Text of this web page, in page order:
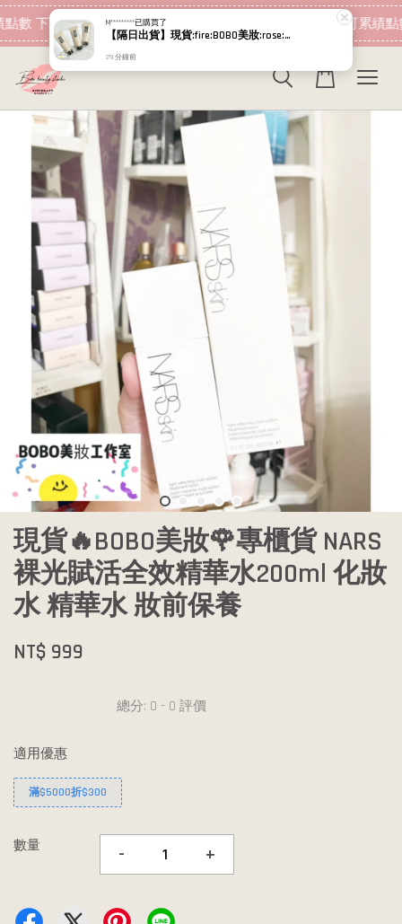
數 下筆消費即可折抵 現在去購物！ 加入會員 消費即可累績點
現貨🔥BOBO美妝🌹專櫃貨 NARS
裸光賦活全效精華水200ml 化妝
水 精華水 妝前保養
NT$ 999
總分: 0 - 0 評價
適用優惠
滿$5000折$300
數量 - +
M*********已購買了
【隔日出貨】現貨:fire:BOBO美妝:rose:專櫃貨 植村秀 無極限超持久輕粉底 小方瓶PLUS 664 5ml
29 分鐘前